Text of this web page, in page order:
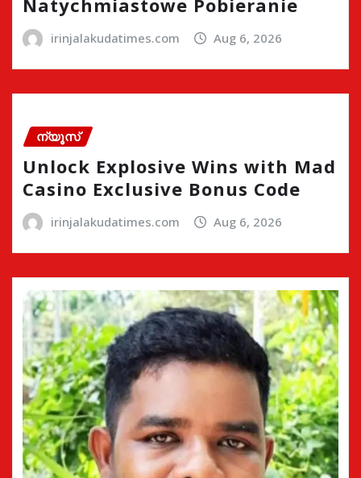
irinjalakudatimes.com Aug 6, 2026
ന്യൂസ്
Unlock Explosive Wins with Mad
Casino Exclusive Bonus Code
irinjalakudatimes.com Aug 6, 2026